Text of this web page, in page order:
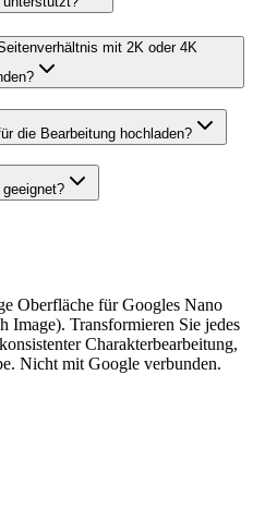
mit 2K oder 4K
die Bearbeitung hochladen?
Oberfläche für Googles Nano
Image). Transformieren Sie jedes
Charakterbearbeitung,
Nicht mit Google verbunden.